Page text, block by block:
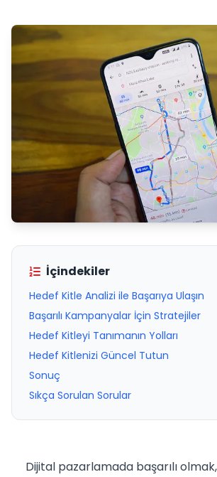
İçindekiler
Hedef Kitle Analizi ile Başarıya Ulaşın
Başarılı Kampanyalar İçin Stratejiler
Hedef Kitleyi Tanımanın Yolları
Hedef Kitlenizi Güncel Tutun
Sonuç
Sıkça Sorulan Sorular
Dijital pazarlamada başarılı